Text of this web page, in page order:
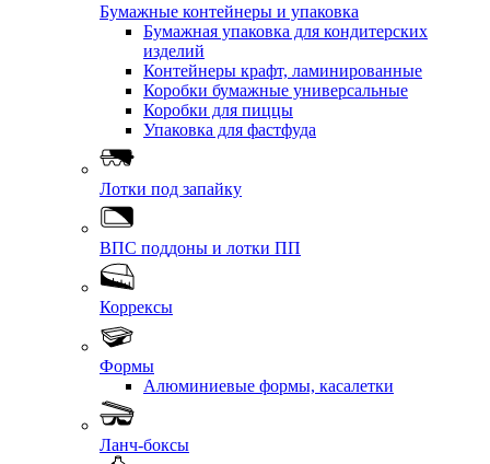
Бумажные контейнеры и упаковка
Бумажная упаковка для кондитерских
изделий
Контейнеры крафт, ламинированные
Коробки бумажные универсальные
Коробки для пиццы
Упаковка для фастфуда
Лотки под запайку
ВПС поддоны и лотки ПП
Коррексы
Формы
Алюминиевые формы, касалетки
Ланч-боксы